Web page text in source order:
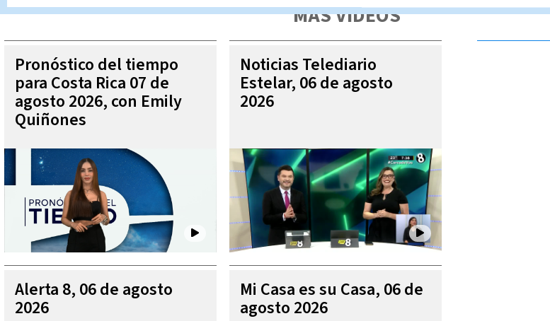
MÁS VIDEOS
Pronóstico del tiempo
para Costa Rica 07 de
agosto 2026, con Emily
Quiñones
Noticias Telediario
Estelar, 06 de agosto
2026
Alerta 8, 06 de agosto
2026
Mi Casa es su Casa, 06 de
agosto 2026